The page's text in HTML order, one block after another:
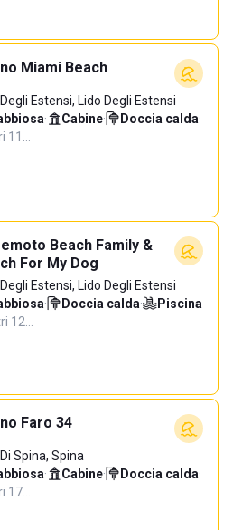
Miami Beach
Estensi, Lido Degli Estensi
· Cabine· Doccia calda·
11…
Beach Family &
For My Dog
Estensi, Lido Degli Estensi
· Doccia calda·
Piscina
12…
Faro 34
Spina, Spina
· Cabine· Doccia calda·
17…